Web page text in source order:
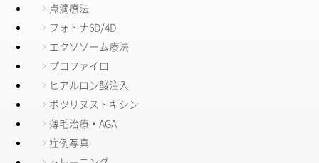
点滴療法
フォトナ6D/4D
エクソソーム療法
プロファイロ
ヒアルロン酸注入
ボツリヌストキシン
薄毛治療・AGA
症例写真